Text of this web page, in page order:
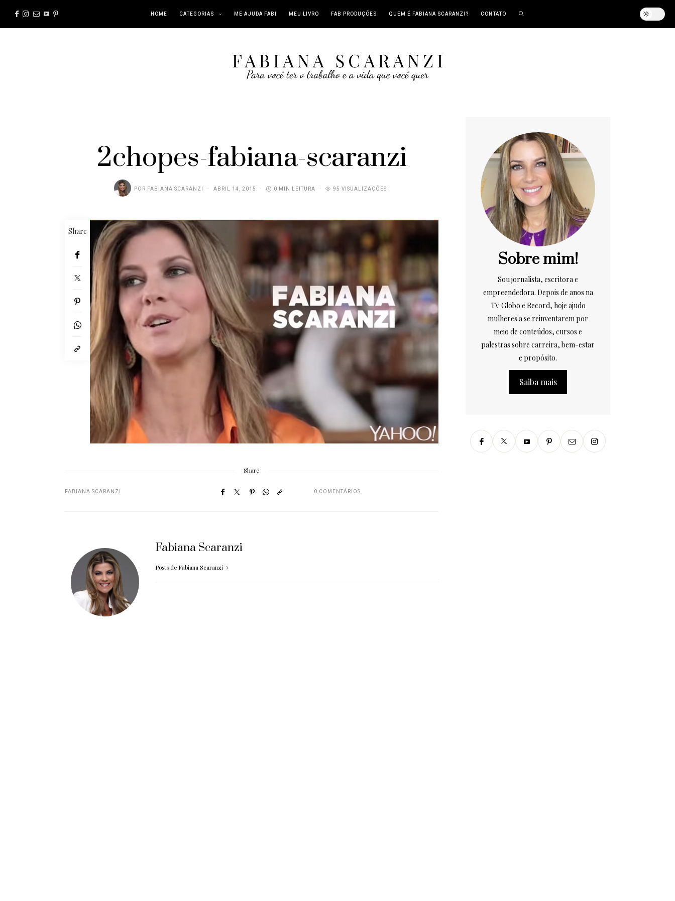
HOME CATEGORIAS ME AJUDA FABI MEU LIVRO FAB PRODUÇÕES QUEM É FABIANA SCARANZI? CONTATO
2chopes-fabiana-scaranzi
POR FABIANA SCARANZI ABRIL 14, 2015 0 MIN LEITURA 95 VISUALIZAÇÕES
Share
Share
FABIANA SCARANZI 0 COMENTÁRIOS
Fabiana Scaranzi
Posts de Fabiana Scaranzi
Sobre mim!
Sou jornalista, escritora e
empreendedora. Depois de anos na
TV Globo e Record, hoje ajudo
mulheres a se reinventarem por
meio de conteúdos, cursos e
palestras sobre carreira, bem-estar
e propósito.
Saiba mais